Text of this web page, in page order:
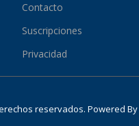
Contacto
Suscripciones
Privacidad
reservados. Powered By